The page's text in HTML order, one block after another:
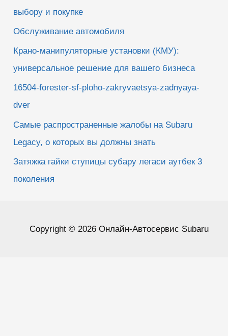
выбору и покупке
Обслуживание автомобиля
Крано-манипуляторные установки (КМУ):
универсальное решение для вашего бизнеса
16504-forester-sf-ploho-zakryvaetsya-zadnyaya-
dver
Самые распространенные жалобы на Subaru
Legacy, о которых вы должны знать
Затяжка гайки ступицы субару легаси аутбек 3
поколения
Copyright © 2026 Онлайн-Автосервис Subaru